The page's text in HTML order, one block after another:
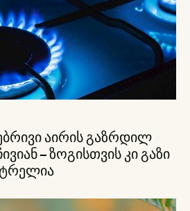
აირის გაზრდილ
– ზოგისთვის კი გაზი